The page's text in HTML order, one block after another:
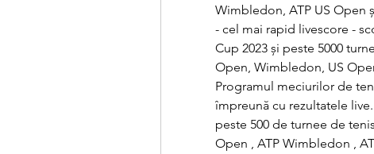
Wimbledon, ATP US Open
- cel mai rapid livescore -
Cup 2023 și peste 5000
Open, Wimbledon, US
Programul meciurilor de
împreună cu rezultatele
peste 500 de turnee de
Open , ATP Wimbledon ,